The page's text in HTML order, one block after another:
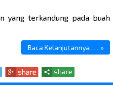
yang terkandung pada buah
Baca Kelanjutannya . . . »